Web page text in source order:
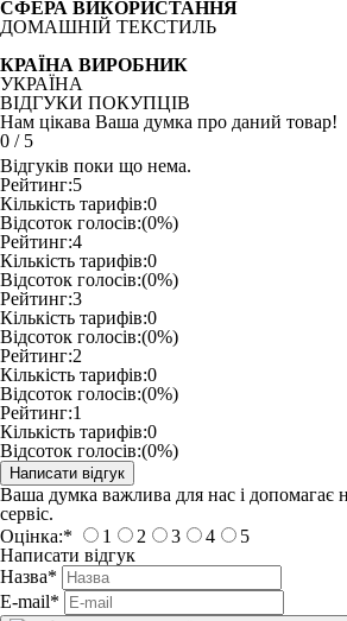
СФЕРА ВИКОРИСТАННЯ
ДОМАШНІЙ ТЕКСТИЛЬ
КРАЇНА ВИРОБНИК
УКРАЇНА
ВІДГУКИ ПОКУПЦІВ
Нам цікава Ваша думка про даний товар!
0 / 5
Відгуків поки що нема.
Рейтинг:5
Кількість тарифів:0
Відсоток голосів:(0%)
Рейтинг:4
Кількість тарифів:0
Відсоток голосів:(0%)
Рейтинг:3
Кількість тарифів:0
Відсоток голосів:(0%)
Рейтинг:2
Кількість тарифів:0
Відсоток голосів:(0%)
Рейтинг:1
Кількість тарифів:0
Відсоток голосів:(0%)
Ваша думка важлива для нас і допомагає
сервіс.
Оцінка:* 1 2 3 4
5
Написати відгук
Назва*
E-mail*